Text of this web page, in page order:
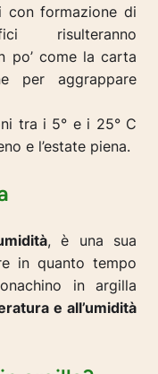
con formazione di
risulteranno
po’ come la carta
per aggrappare
tra i 5° e i 25° C
e l’estate piena.
, è una sua
in quanto tempo
in argilla
e all’umidità